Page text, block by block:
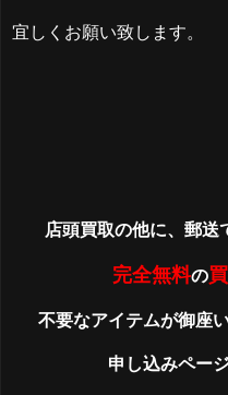
宜しくお願い致します。
店頭買取の他に、郵送
完全無料の
不要なアイテムが御座
申し込みペー